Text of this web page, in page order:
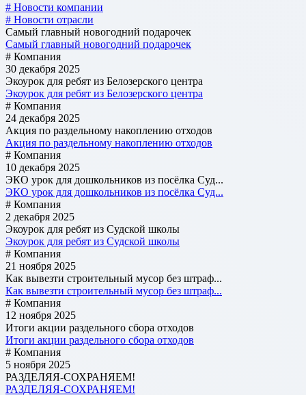
# Новости компании
# Новости отрасли
Самый главный новогодний подарочек
Самый главный новогодний подарочек
# Компания
30 декабря 2025
Экоурок для ребят из Белозерского центра
Экоурок для ребят из Белозерского центра
# Компания
24 декабря 2025
Акция по раздельному накоплению отходов
Акция по раздельному накоплению отходов
# Компания
10 декабря 2025
ЭКО урок для дошкольников из посёлка Суд...
ЭКО урок для дошкольников из посёлка Суд...
# Компания
2 декабря 2025
Экоурок для ребят из Судской школы
Экоурок для ребят из Судской школы
# Компания
21 ноября 2025
Как вывезти строительный мусор без штраф...
Как вывезти строительный мусор без штраф...
# Компания
12 ноября 2025
Итоги акции раздельного сбора отходов
Итоги акции раздельного сбора отходов
# Компания
5 ноября 2025
РАЗДЕЛЯЯ-СОХРАНЯЕМ!
РАЗДЕЛЯЯ-СОХРАНЯЕМ!